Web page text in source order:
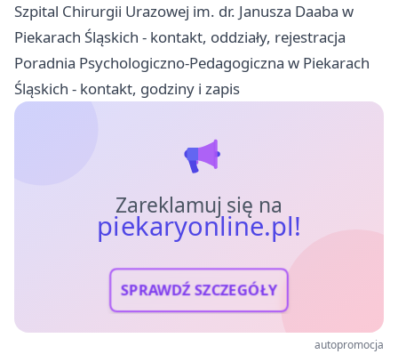
Szpital Chirurgii Urazowej im. dr. Janusza Daaba w
Piekarach Śląskich - kontakt, oddziały, rejestracja
Poradnia Psychologiczno-Pedagogiczna w Piekarach
Śląskich - kontakt, godziny i zapis
Zareklamuj się na
piekaryonline.pl!
SPRAWDŹ SZCZEGÓŁY
autopromocja